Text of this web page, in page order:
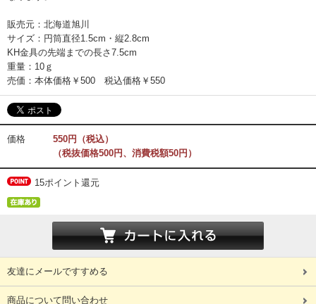
販売元：北海道旭川
サイズ：円筒直径1.5cm・縦2.8cm
KH金具の先端までの長さ7.5cm
重量：10ｇ
売価：本体価格￥500 税込価格￥550
価格
550円（税込）
（税抜価格500円、消費税額50円）
15ポイント還元
友達にメールですすめる
商品について問い合わせ